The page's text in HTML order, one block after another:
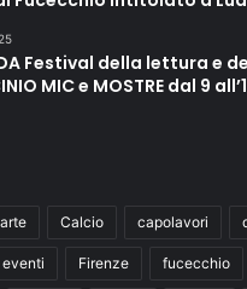
Festival della lettura e
MIC e MOSTRE dal 9
arte Calcio capolavori
eventi Firenze fucecchio